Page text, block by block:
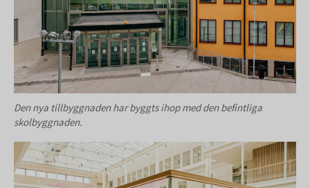
Den nya tillbyggnaden har byggts ihop med den befintliga
skolbyggnaden.